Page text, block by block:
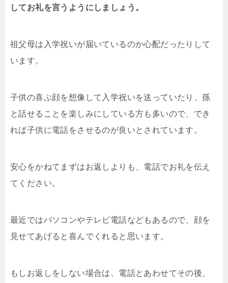
してお礼を言うようにしましょう。
祖父母は入学祝いが届いているのか心配だったりして
います。
子供の喜ぶ顔を想像して入学祝いを送っていたり、孫
と話せることを楽しみにしている方も多いので、でき
れば子供に電話をさせるのが良いとされています。
安心をかねてまずはお返しよりも、電話でお礼を伝え
てください。
最近ではパソコンやテレビ電話などもあるので、顔を
見せてあげると喜んでくれると思います。
もしお返しをしない場合は、電話とあわせてその後、